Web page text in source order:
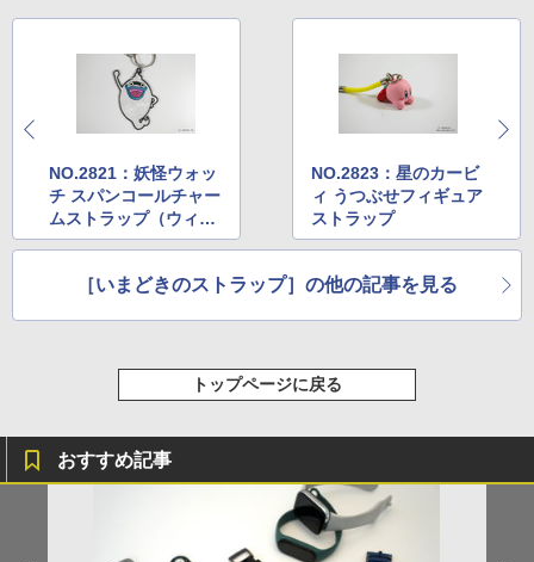
NO.2821：妖怪ウォッ
チ スパンコールチャー
ムストラップ（ウィス
パー）
NO.2823：星のカービ
ィ うつぶせフィギュア
ストラップ
［いまどきのストラップ］の他の記事を見る
トップページに戻る
おすすめ記事